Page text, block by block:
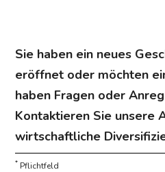
Sie haben ein neues
eröffnet oder möchten
haben Fragen oder
Kontaktieren Sie unsere
wirtschaftliche
* Pflichtfeld